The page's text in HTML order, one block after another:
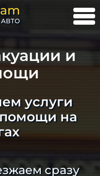
и
услуги
помощи на
сразу